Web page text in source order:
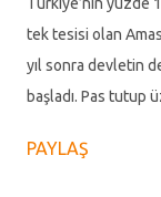
değişebilmektedir.
uzundur. İlk
yaşlandıkça
Türkiye’nin
tek tesisi olan
yıl sonra devletin
başladı. Pas tutup
Ajansı’ndan (OKA)
PAYLAŞ